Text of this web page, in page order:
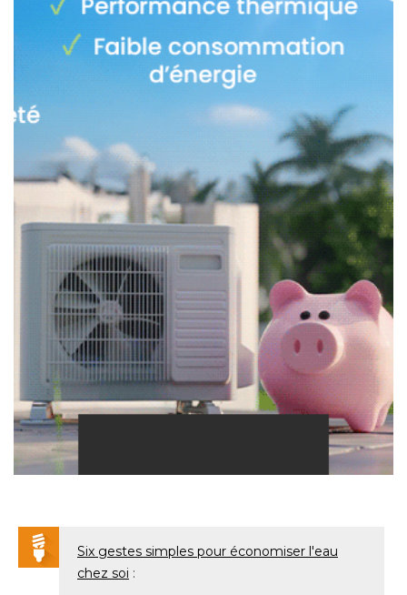
Six gestes simples pour économiser l'eau
chez soi :